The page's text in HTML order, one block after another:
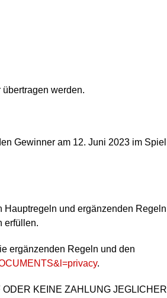
werden.
Gewinner am 12. Juni 2023 im Spiel
Hauptregeln und ergänzenden Regeln
erfüllen.
ergänzenden Regeln und den
.
KEINE ZAHLUNG JEGLICHER